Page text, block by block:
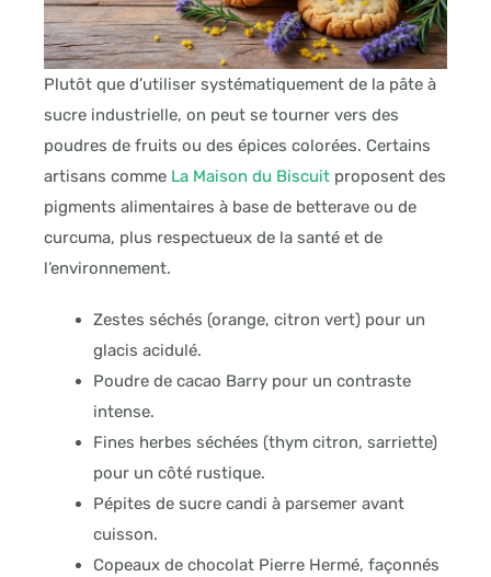
Plutôt que d’utiliser systématiquement de la pâte à
sucre industrielle, on peut se tourner vers des
poudres de fruits ou des épices colorées. Certains
artisans comme La Maison du Biscuit proposent des
pigments alimentaires à base de betterave ou de
curcuma, plus respectueux de la santé et de
l’environnement.
Zestes séchés (orange, citron vert) pour un
glacis acidulé.
Poudre de cacao Barry pour un contraste
intense.
Fines herbes séchées (thym citron, sarriette)
pour un côté rustique.
Pépites de sucre candi à parsemer avant
cuisson.
Copeaux de chocolat Pierre Hermé, façonnés